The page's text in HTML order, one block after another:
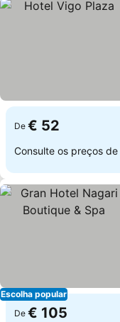
De € 52
Consulte os preços de
Escolha popular
De € 105